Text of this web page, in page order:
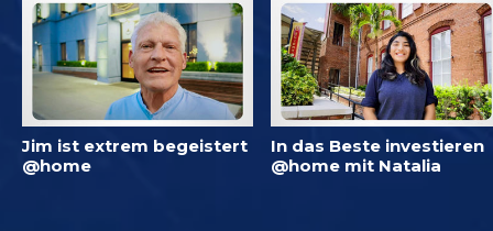
Jim ist extrem begeistert
@home
In das Beste investieren
@home mit Natalia